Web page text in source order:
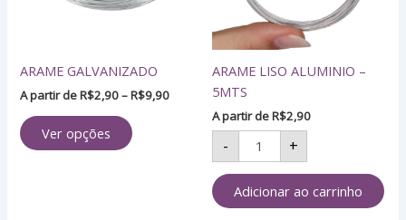
ARAME GALVANIZADO
A partir deR$2,90–R$9,90
Ver opções
opções
escolhidas
na
do
ARAME LISO ALUMINIO –
5MTS
A partir deR$2,90
- +
Adicionar ao carrinho